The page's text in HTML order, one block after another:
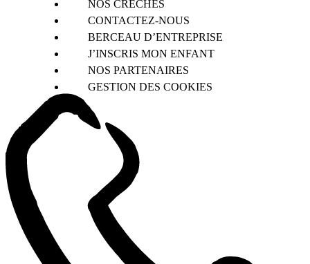
NOS CRÈCHES
CONTACTEZ-NOUS
BERCEAU D’ENTREPRISE
J’INSCRIS MON ENFANT
NOS PARTENAIRES
GESTION DES COOKIES